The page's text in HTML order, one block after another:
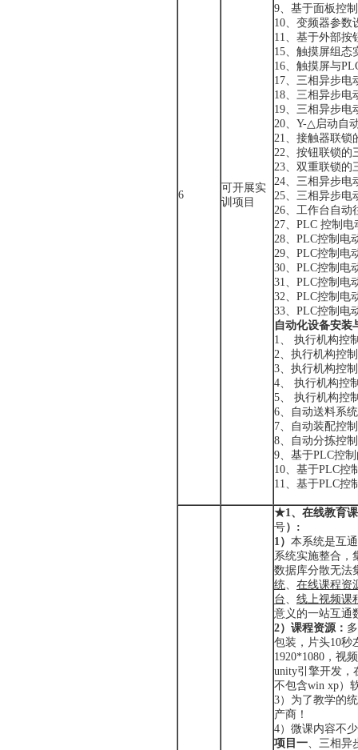
6
可开展实
训项目
9、基于面板控
10、变频器参数
11、基于外部按
15、触摸屏组态
16、触摸屏与
17、三相异步电
18、三相异步电
19、三相异步电
20、Y-△启动自
21、接触器联锁
22、按钮联锁的
23、双重联锁的
24、三相异步电
25、三相异步电
26、工作台自动
27、PLC 控制
28、PLC控制电
29、PLC控制电
30、PLC控制电
31、PLC控制电
32、PLC控制电
33、PLC控制电
自动化设备安装
1、 执行机构控
2、执行机构控
3、执行机构控
4、 执行机构控
5、 执行机构控
6、自动送料系
7、自动装配控
8、自动分拣控
9、基于PLC控
10、基于PLC控
11、基于PLC控
★1、在线教育
号） :
1） 本系统是互
系统实施整合，
数据库分散无法
统、 在线课程资
台、 线上视频课
意义的一站互通
2）课程资源：
包装，片头10秒
1920*1080，视
unity引擎开发，
不包含win xp）
3）为了教学的
产商！
4）微课内容不
项目一、三相异